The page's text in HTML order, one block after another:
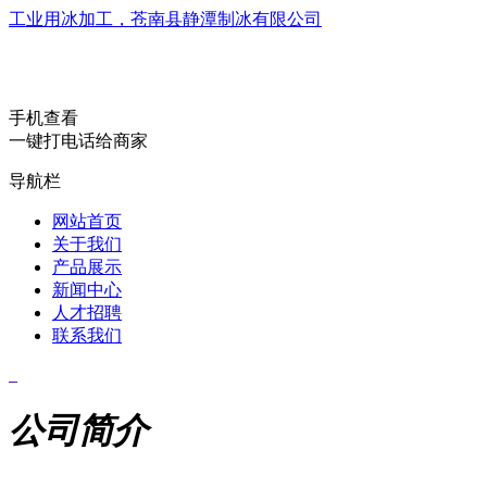
工业用冰加工，苍南县静潭制冰有限公司
手机查看
一键打电话给商家
导航栏
网站首页
关于我们
产品展示
新闻中心
人才招聘
联系我们
公司简介